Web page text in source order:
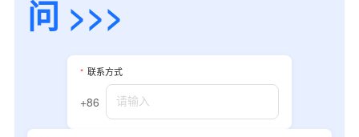
问 >>>
* 联系方式
+86